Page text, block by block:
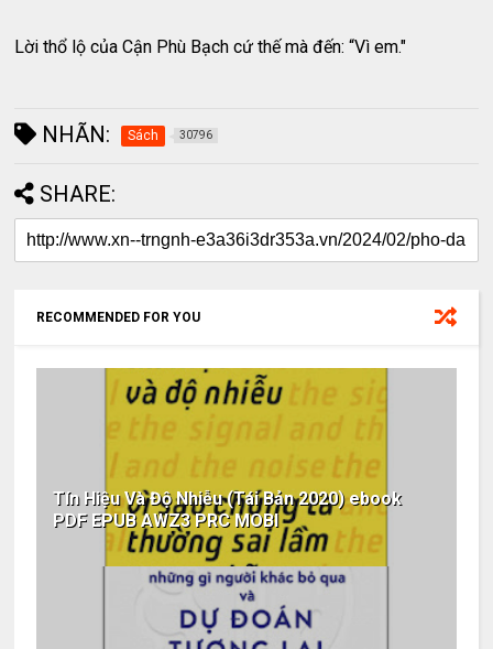
Lời thổ lộ của Cận Phù Bạch cứ thế mà đến: “Vì em."
NHÃN: Sách 30796
SHARE:
RECOMMENDED FOR YOU
Tín Hiệu Và Độ Nhiễu (Tái Bản 2020) ebook
PDF EPUB AWZ3 PRC MOBI